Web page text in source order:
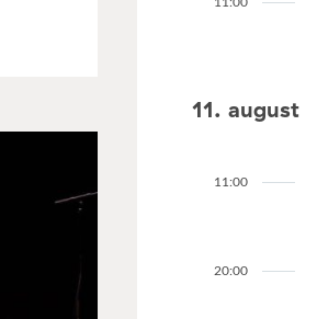
11. august
11:00
20:00